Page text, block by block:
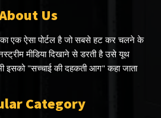
Us
का एक ऐसा पोर्टल है जो सबसे हट कर चलने के
मीडिया दिखाने से डरती है उसे यूथ
इसको "सच्चाई की दहकती आग" कहा जाता
Category